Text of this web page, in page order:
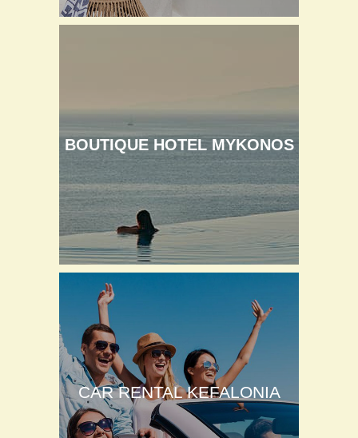
BOUTIQUE HOTEL MYKONOS
CAR RENTAL KEFALONIA